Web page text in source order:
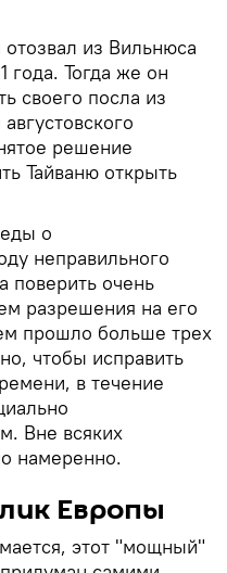
из Вильнюса
года. Тогда же он
своего посла из
решение
Тайваню открыть
о
неправильного
поверить очень
разрешения на его
прошло больше трех
чтобы исправить
в течение
Вне всяких
намеренно.
Европы
этот "мощный"